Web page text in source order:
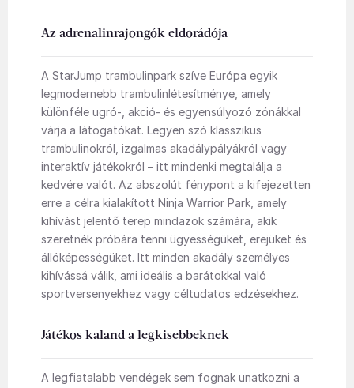
Az adrenalinrajongók eldorádója
A StarJump trambulinpark szíve Európa egyik
legmodernebb trambulinlétesítménye, amely
különféle ugró-, akció- és egyensúlyozó zónákkal
várja a látogatókat. Legyen szó klasszikus
trambulinokról, izgalmas akadálypályákról vagy
interaktív játékokról – itt mindenki megtalálja a
kedvére valót. Az abszolút fénypont a kifejezetten
erre a célra kialakított Ninja Warrior Park, amely
kihívást jelentő terep mindazok számára, akik
szeretnék próbára tenni ügyességüket, erejüket és
állóképességüket. Itt minden akadály személyes
kihívássá válik, ami ideális a barátokkal való
sportversenyekhez vagy céltudatos edzésekhez.
Játékos kaland a legkisebbeknek
A legfiatalabb vendégek sem fognak unatkozni a